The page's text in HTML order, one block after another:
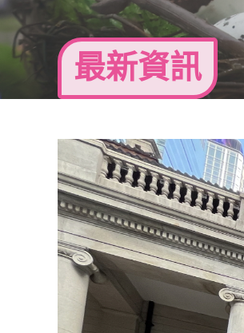
最新資訊
View
Larger
Image